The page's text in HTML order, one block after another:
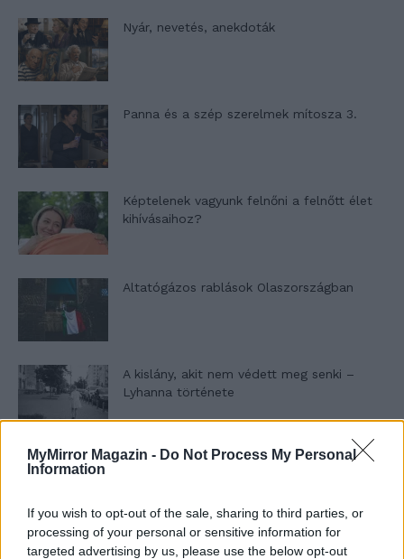
MyMirror Magazin - Do Not Process My Personal
Information
If you wish to opt-out of the sale, sharing to third parties, or
processing of your personal or sensitive information for
targeted advertising by us, please use the below opt-out
Nyár, nevetés, anekdoták
Panna és a szép szerelmek mítosza 3.
Képtelenek vagyunk felnőni a felnőtt élet
kihívásaihoz?
Altatógázos rablások Olaszországban
A kislány, akit nem védett meg senki –
Lyhanna története
T. Barnett: Gyilkosság a Garda-tónál 12.
T. szereti a fiatal lányokat 13. rész